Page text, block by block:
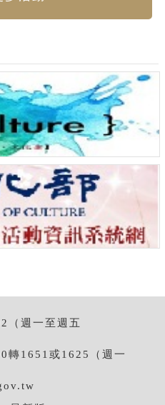
（週一至週五
轉1651或1625（週一